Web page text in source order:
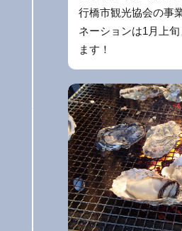
行橋市観光協会の事
ネーションは1月上
ます！